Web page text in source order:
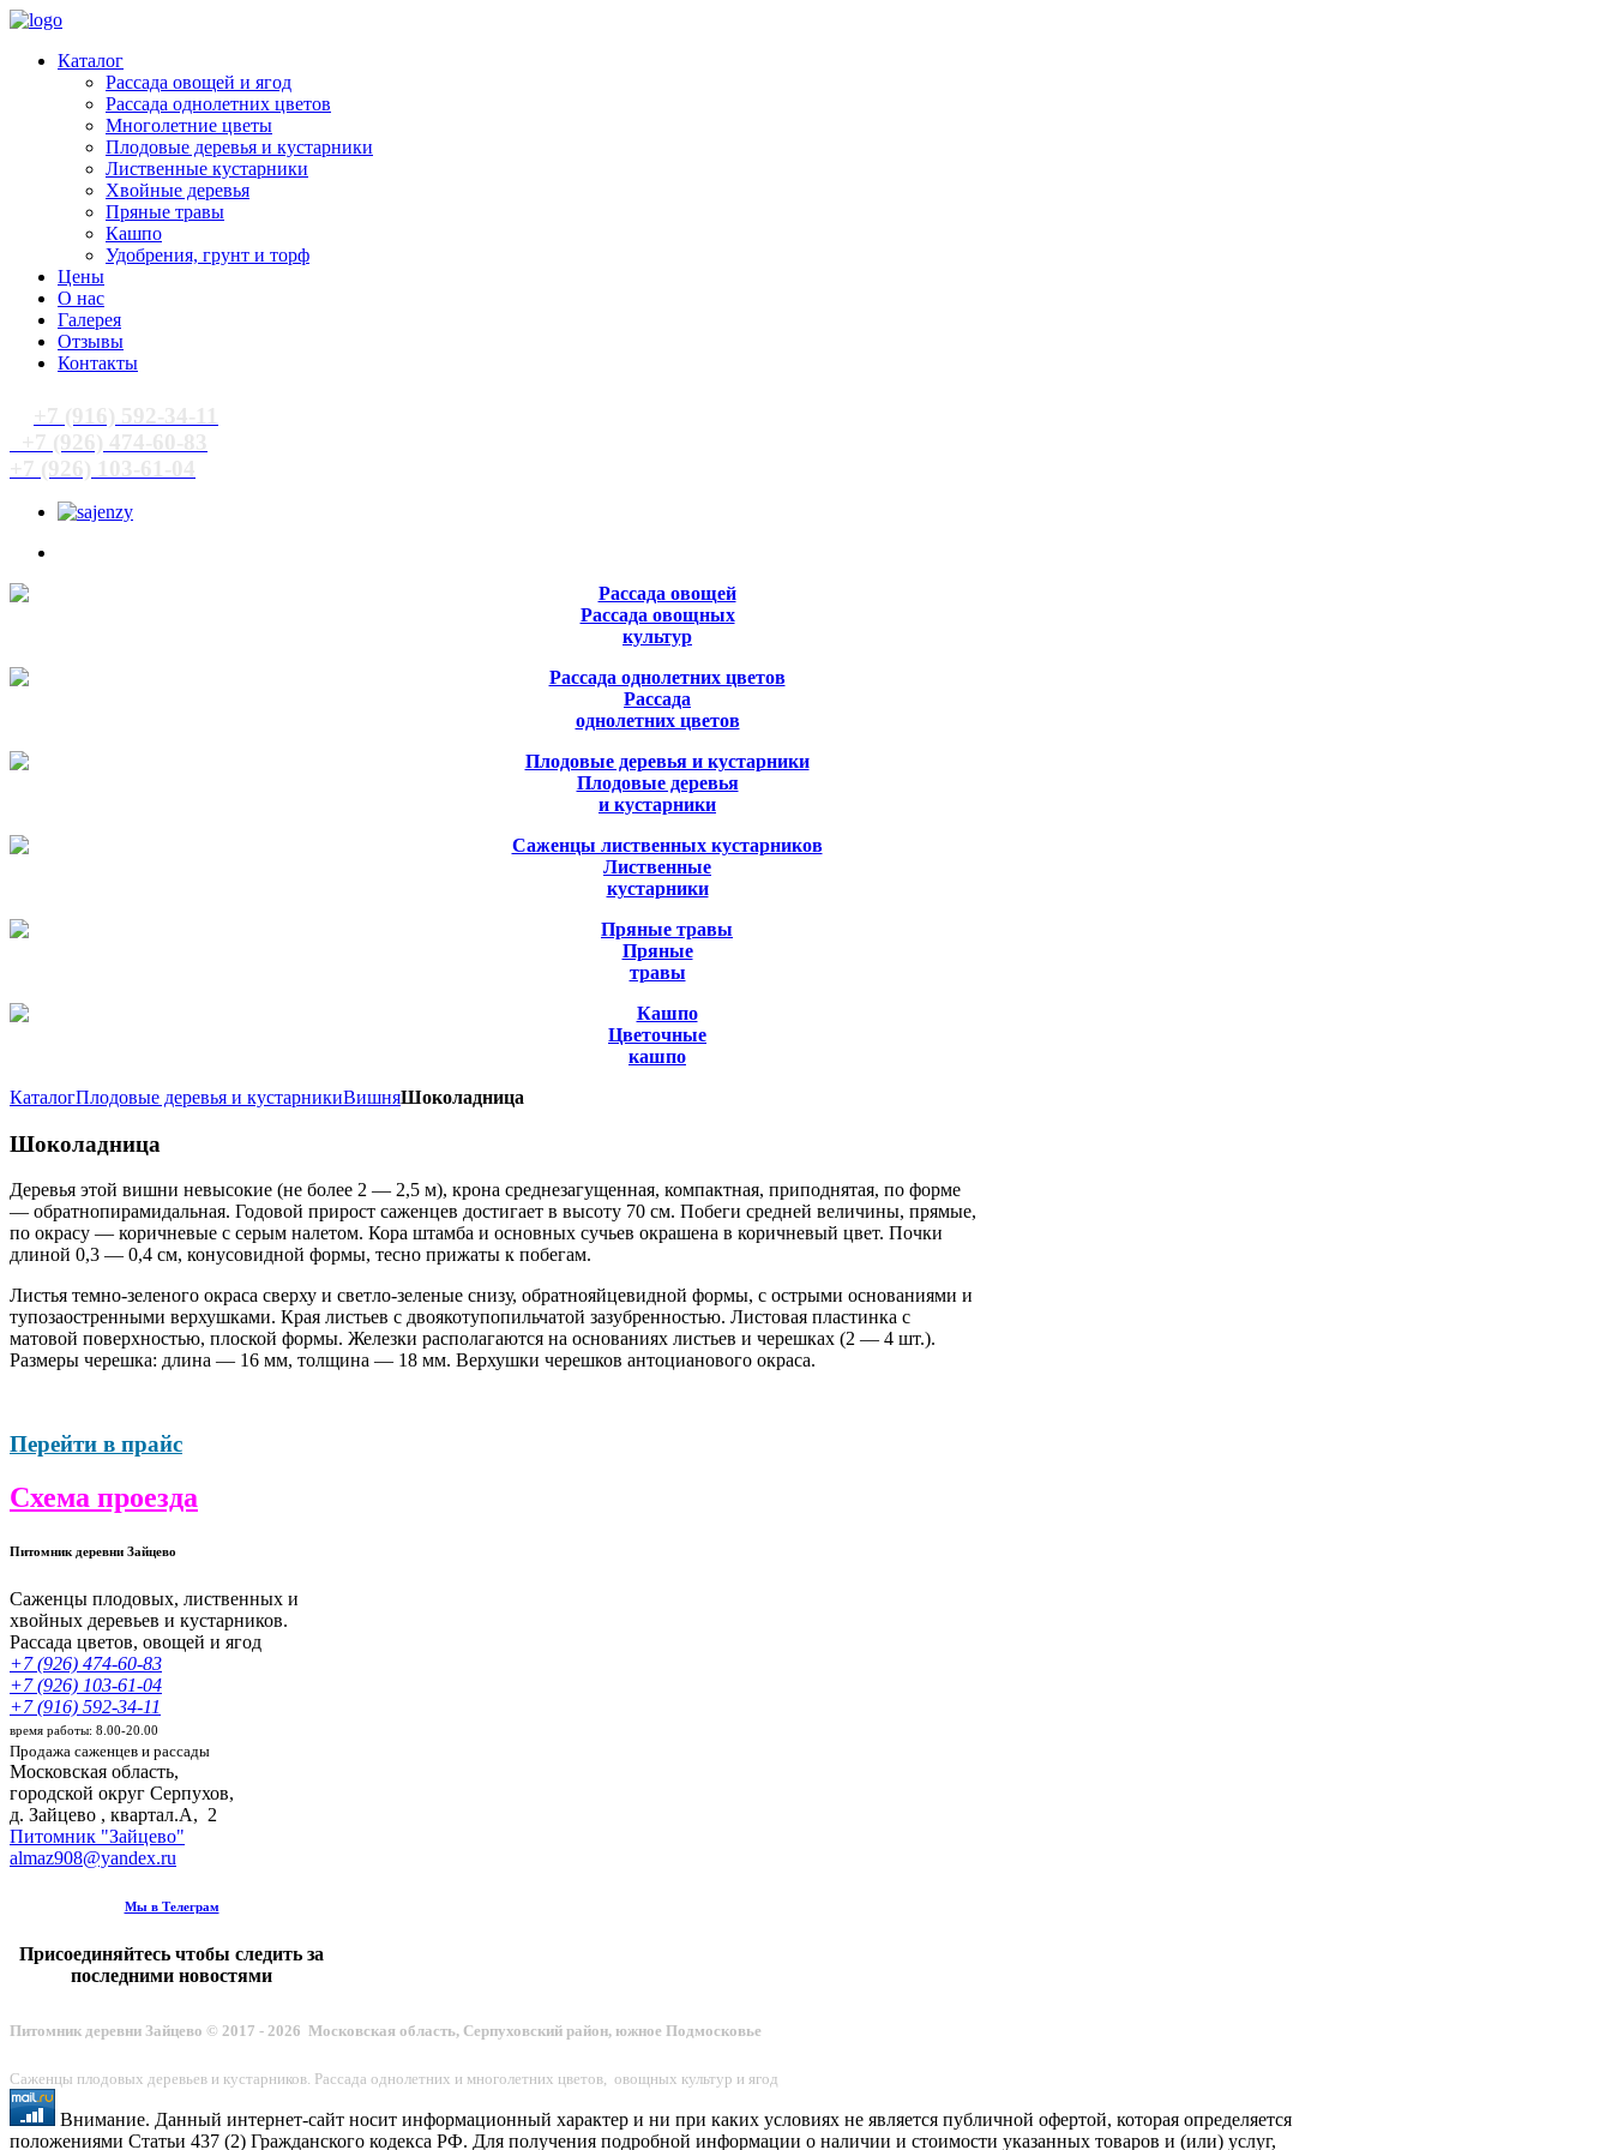
Каталог
Рассада овощей и ягод
Рассада однолетних цветов
Многолетние цветы
Плодовые деревья и кустарники
Лиственные кустарники
Хвойные деревья
Пряные травы
Кашпо
Удобрения, грунт и торф
Цены
О нас
Галерея
Отзывы
Контакты
Рассада овощных
культур
Рассада
однолетних цветов
Плодовые деревья
и кустарники
Лиственные
кустарники
Пряные
травы
Цветочные
кашпо
КаталогПлодовые деревья и кустарникиВишняШоколадница
Шоколадница
Деревья этой вишни невысокие (не более 2 — 2,5 м), крона среднезагущенная, компактная, приподнятая, по форме
— обратнопирамидальная. Годовой прирост саженцев достигает в высоту 70 см. Побеги средней величины, прямые,
по окрасу — коричневые с серым налетом. Кора штамба и основных сучьев окрашена в коричневый цвет. Почки
длиной 0,3 — 0,4 см, конусовидной формы, тесно прижаты к побегам.
Листья темно-зеленого окраса сверху и светло-зеленые снизу, обратнояйцевидной формы, с острыми основаниями и
тупозаостренными верхушками. Края листьев с двоякотупопильчатой зазубренностью. Листовая пластинка с
матовой поверхностью, плоской формы. Железки располагаются на основаниях листьев и черешках (2 — 4 шт.).
Размеры черешка: длина — 16 мм, толщина — 18 мм. Верхушки черешков антоцианового окраса.
Перейти в прайс
Схема проезда
Питомник деревни Зайцево
Саженцы плодовых, лиственных и
хвойных деревьев и кустарников.
Рассада цветов, овощей и ягод
+7 (926) 474-60-83
+7 (926) 103-61-04
+7 (916) 592-34-11
время работы: 8.00-20.00
Продажа саженцев и рассады
Московская область,
городской округ Серпухов,
д. Зайцево , квартал.А, 2
Питомник "Зайцево"
almaz908@yandex.ru
Мы в Телеграм
Присоединяйтесь чтобы следить за
последними новостями
Питомник деревни Зайцево © 2017 - 2026 Московская область, Серпуховский район, южное Подмосковье
Саженцы плодовых деревьев и кустарников. Рассада однолетних и многолетних цветов, овощных культур и ягод
Внимание. Данный интернет-сайт носит информационный характер и ни при каких условиях не является публичной офертой, которая определяется
положениями Статьи 437 (2) Гражданского кодекса РФ. Для получения подробной информации о наличии и стоимости указанных товаров и (или) услуг,